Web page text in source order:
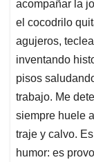
acompañar la
el cocodrilo
agujeros,
inventando
pisos
trabajo. Me
siempre huele
traje y calvo.
humor: es